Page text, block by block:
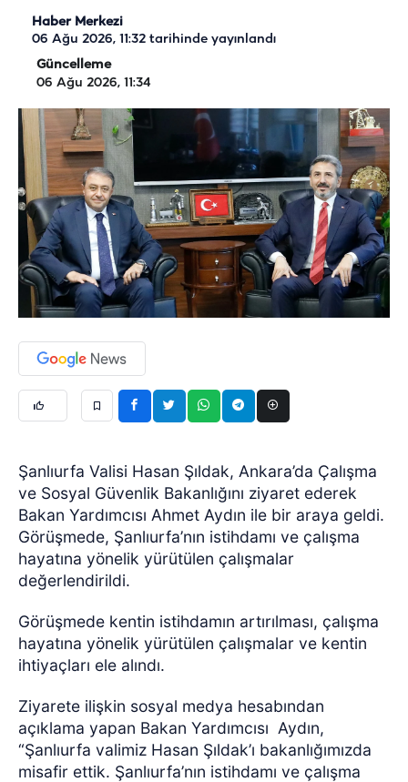
Haber Merkezi
06 Ağu 2026, 11:32 tarihinde yayınlandı
Güncelleme
06 Ağu 2026, 11:34
Şanlıurfa Valisi Hasan Şıldak, Ankara’da Çalışma
ve Sosyal Güvenlik Bakanlığını ziyaret ederek
Bakan Yardımcısı Ahmet Aydın ile bir araya geldi.
Görüşmede, Şanlıurfa’nın istihdamı ve çalışma
hayatına yönelik yürütülen çalışmalar
değerlendirildi.
Görüşmede kentin istihdamın artırılması, çalışma
hayatına yönelik yürütülen çalışmalar ve kentin
ihtiyaçları ele alındı.
Ziyarete ilişkin sosyal medya hesabından
açıklama yapan Bakan Yardımcısı Aydın,
“Şanlıurfa valimiz Hasan Şıldak’ı bakanlığımızda
misafir ettik. Şanlıurfa’nın istihdamı ve çalışma